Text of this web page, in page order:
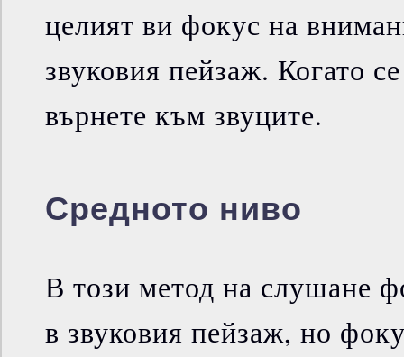
целият ви фокус на
звуковия пейзаж. Когато
върнете към звуците.
Средното ниво
В този метод на слушане
в звуковия пейзаж, но